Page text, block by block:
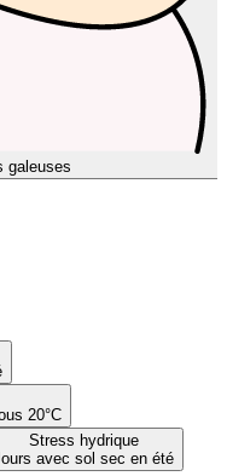
galeuses
20°C
Stress hydrique
avec sol sec en été